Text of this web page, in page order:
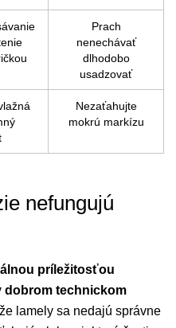
Prach
nenechávať
dlhodobo
usadzovať
Nezaťahujte
mokrú markízu
nefungujú
príležitosťou
dobrom technickom
lamely sa nedajú správne